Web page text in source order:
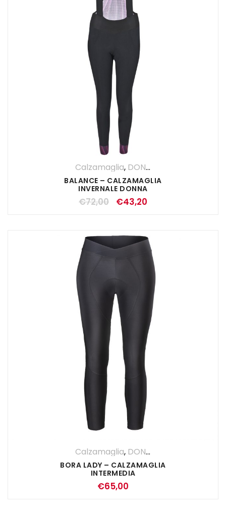
Calzamaglia, DONNA
BALANCE – CALZAMAGLIA
INVERNALE DONNA
€72,00 €43,20
Calzamaglia, DONNA
BORA LADY – CALZAMAGLIA
INTERMEDIA
€65,00